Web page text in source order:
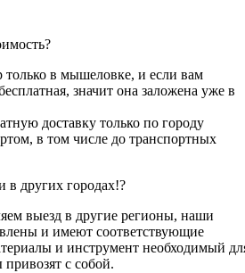
в мышеловке, и если вам
значит она заложена уже в
доставку только по городу
в том числе до транспортных
в других городах!?
выезд в другие регионы, наши
и имеют соответствующие
и инструмент необходимый
с собой.